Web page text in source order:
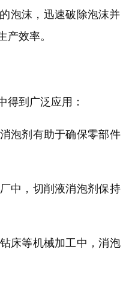
泡沫，迅速破除泡沫并
产效率。
得到广泛应用：
泡剂有助于确保零部件
中，切削液消泡剂保持
床等机械加工中，消泡